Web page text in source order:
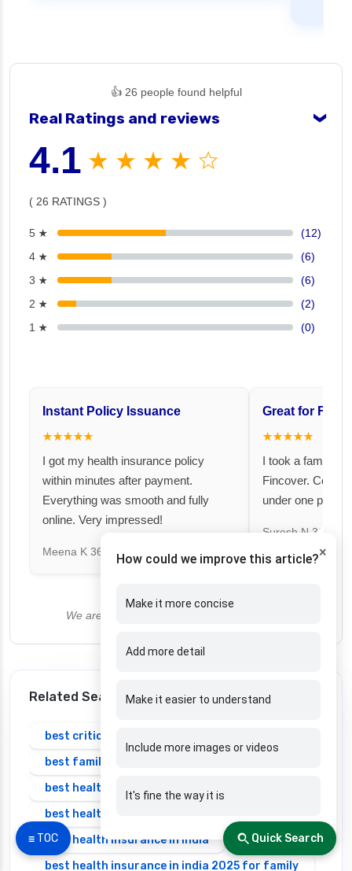
☰ TOC
👍 26 people found helpful
Real Ratings and reviews ❯
4.1 ★ ★ ★ ★ ☆
( 26 RATINGS )
5 ★
(12)
4 ★
(6)
3 ★
(6)
2 ★
(2)
1 ★
(0)
Instant Policy Issuance
★★★★★
I got my health insurance policy
within minutes after payment.
Everything was smooth and fully
online. Very impressed!
Meena K 366 days ago
Great for
★★★★★
I took a family
Fincover.
under one
Suresh N 367
We are currently not accepting new reviews.
Related Search
best critical illness insurance plans in india
best family health insurance
best health insurance family
best health insurance in bangalore
best health insurance in india
best health insurance in india 2025 for family
×
How could we improve this article?
Make it more concise
Add more detail
Make it easier to understand
Include more images or videos
It's fine the way it is
Quick Search